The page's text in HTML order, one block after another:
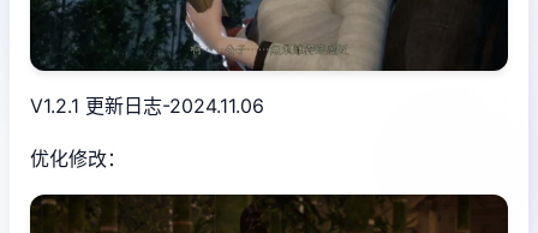
V1.2.1 更新日志-2024.11.06
优化修改：